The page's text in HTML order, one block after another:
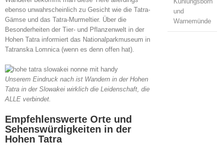
ebenso unwahrscheinlich zu Gesicht wie die Tatra-
Gämse und das Tatra-Murmeltier. Über die
Besonderheiten der Tier- und Pflanzenwelt in der
Hohen Tatra informiert das Nationalparkmuseum in
Tatranska Lomnica (wenn es denn offen hat).
Unserem Eindruck nach ist Wandern in der Hohen
Tatra in der Slowakei wirklich die Leidenschaft, die
ALLE verbindet.
Empfehlenswerte Orte und
Sehenswürdigkeiten in der
Hohen Tatra
und
Warnemünde